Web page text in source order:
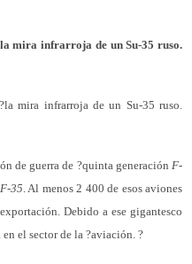
mira infrarroja de un Su-35 ruso.
mira infrarroja de un Su-35 ruso.
de guerra de ?quinta generación F-
F-35. Al menos 2 400 de esos aviones
Debido a ese gigantesco
el sector de la ?aviación. ?